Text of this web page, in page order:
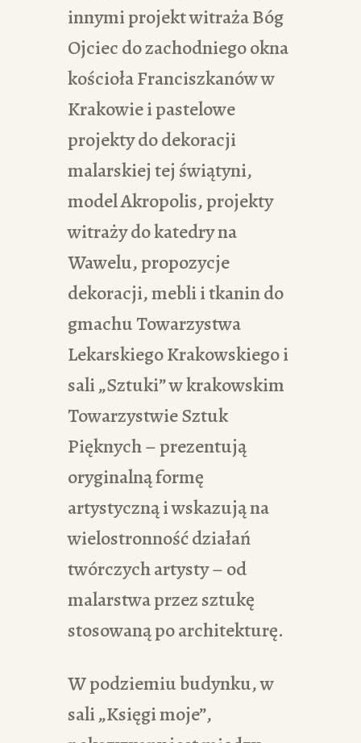
innymi projekt witraża Bóg
Ojciec do zachodniego okna
kościoła Franciszkanów w
Krakowie i pastelowe
projekty do dekoracji
malarskiej tej świątyni,
model Akropolis, projekty
witraży do katedry na
Wawelu, propozycje
dekoracji, mebli i tkanin do
gmachu Towarzystwa
Lekarskiego Krakowskiego i
sali „Sztuki” w krakowskim
Towarzystwie Sztuk
Pięknych – prezentują
oryginalną formę
artystyczną i wskazują na
wielostronność działań
twórczych artysty – od
malarstwa przez sztukę
stosowaną po architekturę.
W podziemiu budynku, w
sali „Księgi moje”,